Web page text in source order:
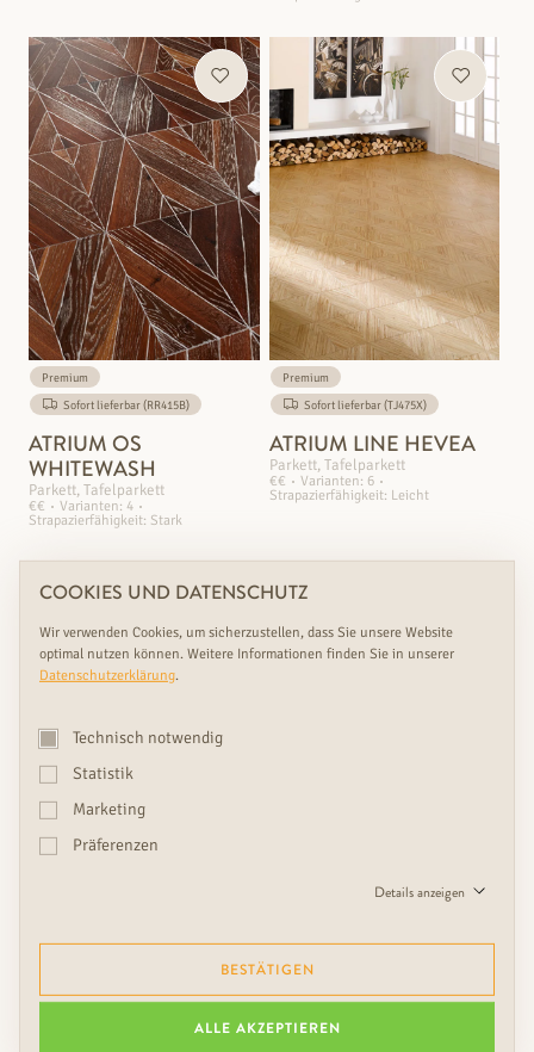
Premium
Sofort lieferbar (RR415B)
ATRIUM OS
WHITEWASH
Parkett, Tafelparkett
€€
Varianten: 4
Strapazierfähigkeit: Stark
Premium
Sofort lieferbar (TJ475X)
ATRIUM LINE HEVEA
Parkett, Tafelparkett
€€
Varianten: 6
Strapazierfähigkeit: Leicht
← 1 2 … 7 →
KOSTENLOSES BERATUNGSGESPRÄCH
COOKIES UND DATENSCHUTZ
Wir verwenden Cookies, um sicherzustellen, dass Sie unsere Website
optimal nutzen können. Weitere Informationen finden Sie in unserer
Datenschutzerklärung.
Technisch notwendig
Statistik
Marketing
Präferenzen
Details anzeigen
BESTÄTIGEN
ALLE AKZEPTIEREN